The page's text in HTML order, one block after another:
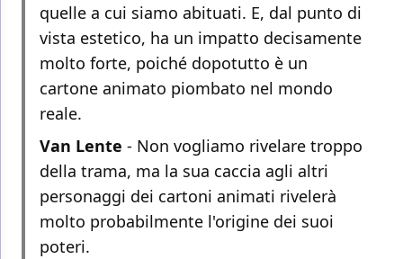
quelle a cui siamo abituati. E, dal punto di
vista estetico, ha un impatto decisamente
molto forte, poiché dopotutto è un
cartone animato piombato nel mondo
reale.
Van Lente - Non vogliamo rivelare troppo
della trama, ma la sua caccia agli altri
personaggi dei cartoni animati rivelerà
molto probabilmente l'origine dei suoi
poteri.